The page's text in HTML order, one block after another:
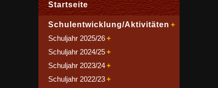
Startseite
Schulentwicklung/Aktivitäten
Schuljahr 2025/26
Schuljahr 2024/25
Schuljahr 2023/24
Schuljahr 2022/23